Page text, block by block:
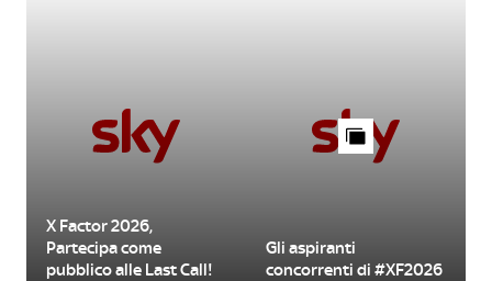
X Factor 2026,
Partecipa come
pubblico alle Last Call!
Gli aspiranti
concorrenti di #XF2026